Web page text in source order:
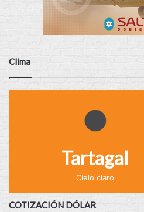
Clima
Tartagal
Cielo claro
COTIZACIÓN DÓLAR